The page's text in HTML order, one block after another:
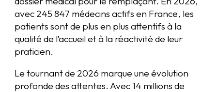
avec 245 847 médecins actifs en France, les
patients sont de plus en plus attentifs à la
qualité de l’accueil et à la réactivité de leur
praticien.
Le tournant de 2026 marque une évolution
profonde des attentes. Avec 14 millions de